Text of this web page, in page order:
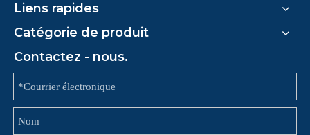
Liens rapides
Catégorie de produit
Contactez - nous.